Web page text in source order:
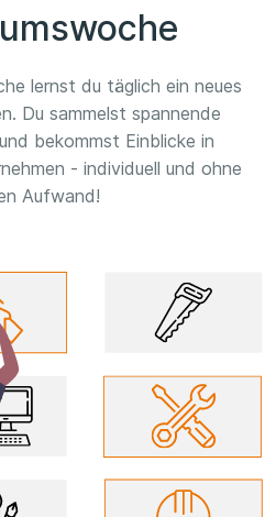
lernst du täglich ein neues
Du sammelst spannende
bekommst Einblicke in
- individuell und ohne
Aufwand!